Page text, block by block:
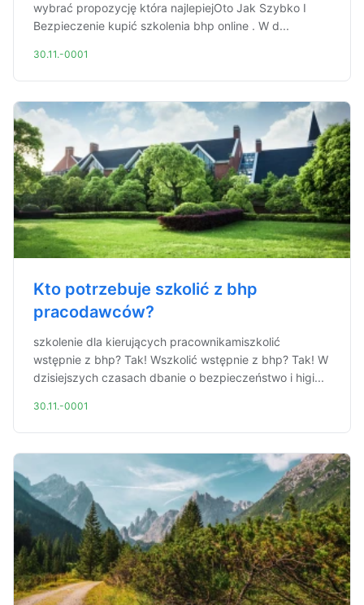
wybrać propozycję która najlepiejOto Jak Szybko I
Bezpieczenie kupić szkolenia bhp online . W d...
30.11.-0001
Kto potrzebuje szkolić z bhp
pracodawców?
szkolenie dla kierujących pracownikamiszkolić
wstępnie z bhp? Tak! Wszkolić wstępnie z bhp? Tak! W
dzisiejszych czasach dbanie o bezpieczeństwo i higi...
30.11.-0001